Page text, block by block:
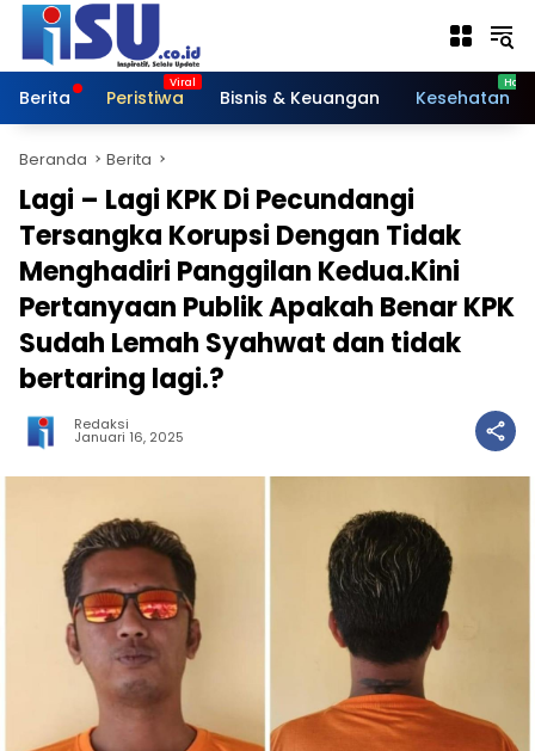
Langsung
konten
Berita
Peristiwa Bisnis & Keuangan Kesehatan
Beranda Berita
Lagi – Lagi KPK Di Pecundangi
Tersangka Korupsi Dengan Tidak
Menghadiri Panggilan Kedua.Kini
Pertanyaan Publik Apakah Benar KPK
Sudah Lemah Syahwat dan tidak
bertaring lagi.?
Redaksi
Januari 16, 2025